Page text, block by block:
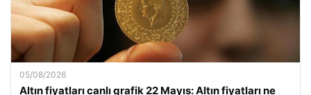
05/08/2026
Altın fiyatları canlı grafik 22 Mayıs: Altın fiyatları ne